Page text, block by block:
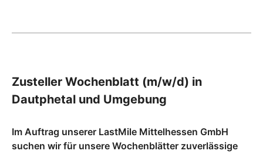
Zusteller Wochenblatt (m/w/d) in
Dautphetal und Umgebung
Im Auftrag unserer LastMile Mittelhessen GmbH
suchen wir für unsere Wochenblätter zuverlässige